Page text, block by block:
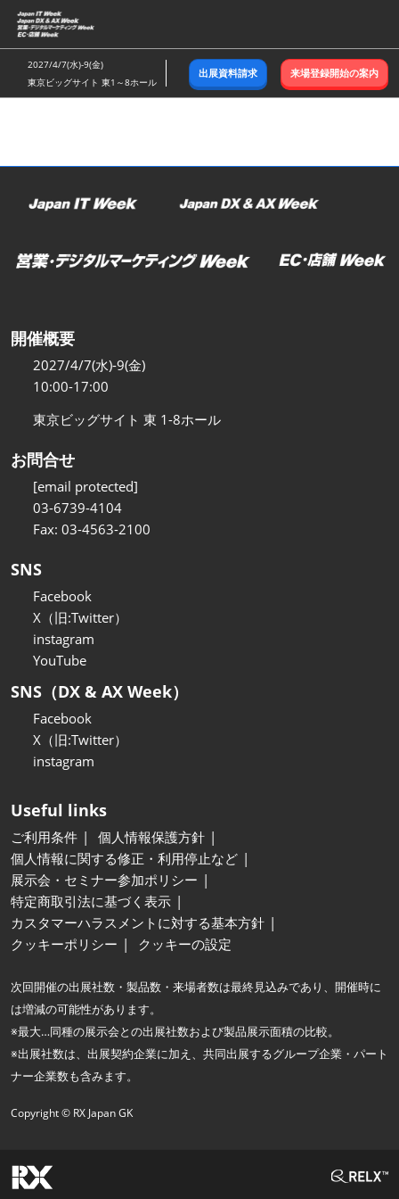
ス
キ
ッ
し
む
2027/4/7(水)-9(金)
東京ビッグサイト 東1～8ホール
出展資料請求 来場登録開始の案内
開催概要
2027/4/7(水)-9(金)
10:00-17:00
東京ビッグサイト 東 1-8ホール
お問合せ
[email protected]
03-6739-4104
Fax: 03-4563-2100
SNS
Facebook
X（旧:Twitter）
instagram
YouTube
SNS（DX & AX Week）
Facebook
X（旧:Twitter）
instagram
Useful links
ご利用条件
個人情報保護方針
個人情報に関する修正・利用停止など
展示会・セミナー参加ポリシー
特定商取引法に基づく表示
カスタマーハラスメントに対する基本方針
クッキーポリシー
クッキーの設定
次回開催の出展社数・製品数・来場者数は最終見込みであり、開催時に
は増減の可能性があります。
※最大…同種の展示会との出展社数および製品展示面積の比較。
※出展社数は、出展契約企業に加え、共同出展するグループ企業・パート
ナー企業数も含みます。
Copyright © RX Japan GK